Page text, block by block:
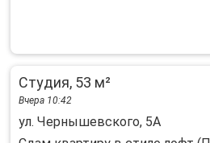
Студия, 53 м²
Вчера 10:42
ул. Чернышевского, 5А